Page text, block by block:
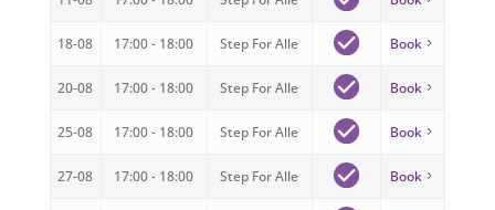
18-08 17:00 - 18:00 Step For Alle Book
20-08 17:00 - 18:00 Step For Alle Book
25-08 17:00 - 18:00 Step For Alle Book
27-08 17:00 - 18:00 Step For Alle Book